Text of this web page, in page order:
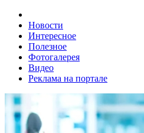
Новости
Интересное
Полезное
Фотогалерея
Видео
Реклама на портале